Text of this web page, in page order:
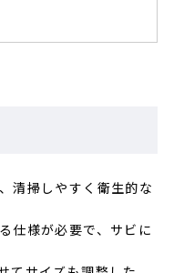
清掃しやすく衛生的な
仕様が必要で、サビに